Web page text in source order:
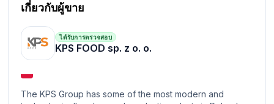
เกี่ยวกับผู้ขาย
ได้รับการตรวจสอบ
KPS FOOD sp. z o. o.
The KPS Group has some of the most modern and